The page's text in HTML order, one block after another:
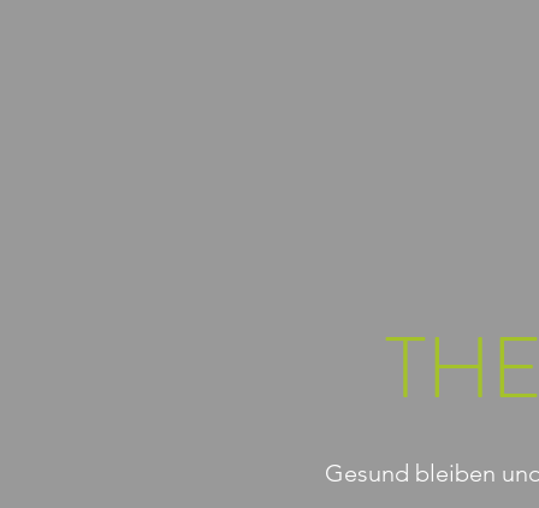
Gesund bleiben